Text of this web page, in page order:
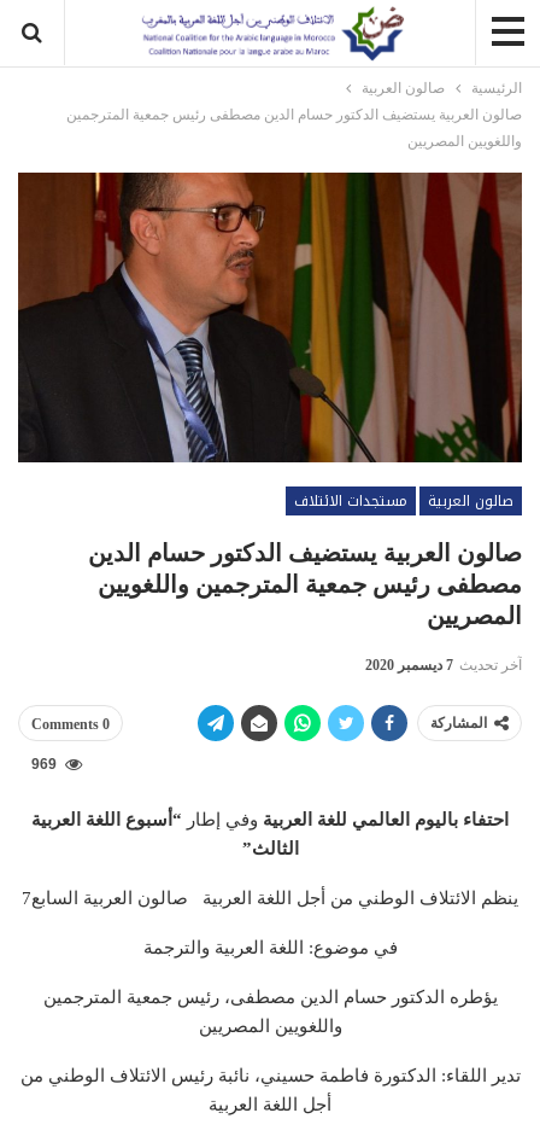
الرئيسية
صالون العربية
صالون العربية يستضيف الدكتور حسام الدين مصطفى رئيس جمعية المترجمين
واللغويين المصريين
صالون العربية
مستجدات الائتلاف
صالون العربية يستضيف الدكتور حسام الدين
مصطفى رئيس جمعية المترجمين واللغويين
المصريين
آخر تحديث 7 ديسمبر 2020
المشاركة 0 Comments
969
احتفاء باليوم العالمي للغة العربية وفي إطار “أسبوع اللغة العربية
الثالث”
ينظم الائتلاف الوطني من أجل اللغة العربية صالون العربية السابع7
في موضوع: اللغة العربية والترجمة
يؤطره الدكتور حسام الدين مصطفى، رئيس جمعية المترجمين
واللغويين المصريين
تدير اللقاء: الدكتورة فاطمة حسيني، نائبة رئيس الائتلاف الوطني من
أجل اللغة العربية